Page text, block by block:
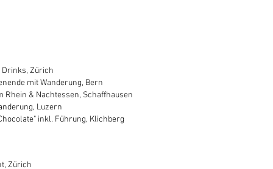
Drinks, Zürich
mit Wanderung, Bern
Rhein & Nachtessen, Schaffhausen
Luzern
inkl. Führung, Klichberg
Zürich